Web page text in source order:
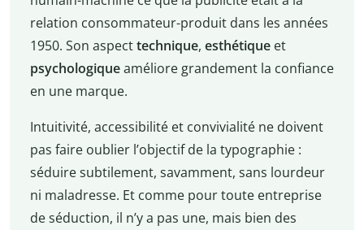
relation consommateur-produit dans les années
1950. Son aspecttechnique, esthétique et
psychologiqueaméliore grandement la confiance
en une marque.
Intuitivité, accessibilité et convivialité ne doivent
pas faire oublier l’objectif de la typographie :
séduire subtilement, savamment, sans lourdeur
ni maladresse. Et comme pour toute entreprise
de séduction, il n’y a pas une, mais bien des